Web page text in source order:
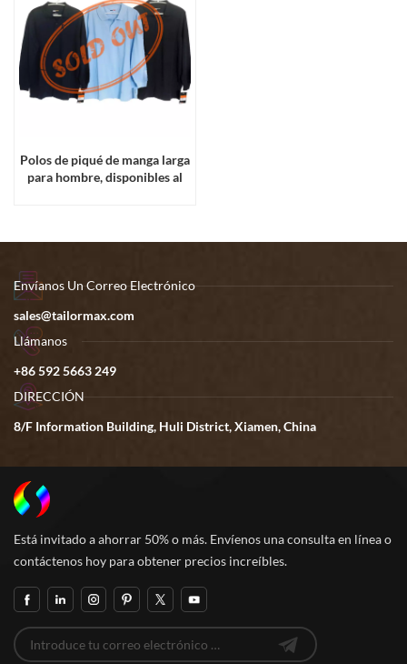
Polos de piqué de manga larga
para hombre, disponibles al
Envíanos Un Correo Electrónico
sales@tailormax.com
Llámanos
+86 592 5663 249
DIRECCIÓN
8/F Information Building, Huli District, Xiamen, China
Está invitado a ahorrar 50% o más. Envíenos una consulta en línea o
contáctenos hoy para obtener precios increíbles.